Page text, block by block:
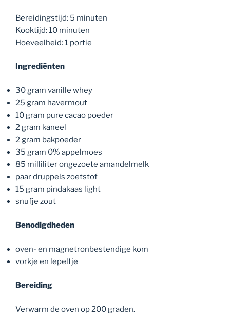
Bereidingstijd: 5 minuten
Kooktijd: 10 minuten
Hoeveelheid: 1 portie
Ingrediënten
30 gram vanille whey
25 gram havermout
10 gram pure cacao poeder
2 gram kaneel
2 gram bakpoeder
35 gram 0% appelmoes
85 milliliter ongezoete amandelmelk
paar druppels zoetstof
15 gram pindakaas light
snufje zout
Benodigdheden
oven- en magnetronbestendige kom
vorkje en lepeltje
Bereiding
Verwarm de oven op 200 graden.